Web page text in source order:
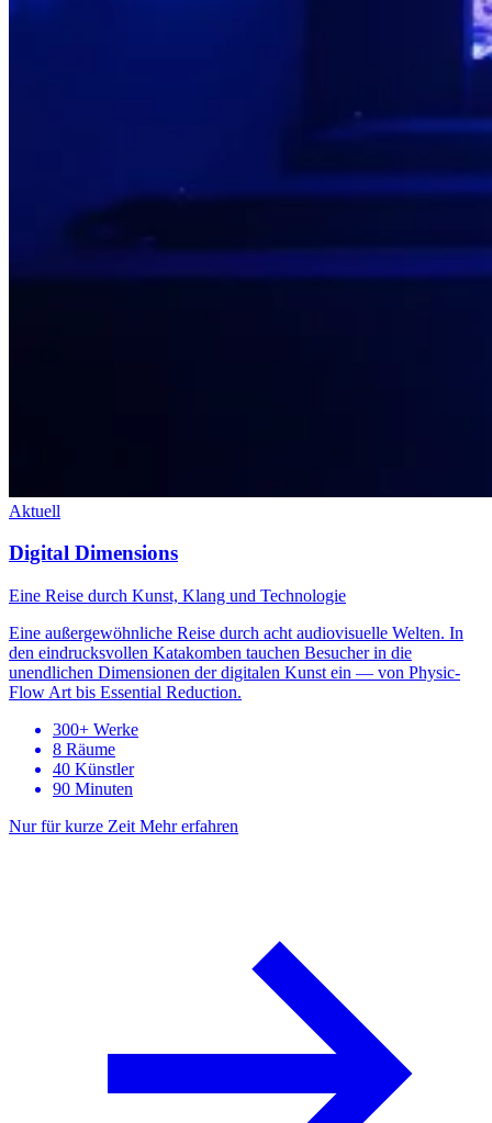
Aktuell
Digital Dimensions
Eine Reise durch Kunst, Klang und Technologie
Eine außergewöhnliche Reise durch acht audiovisuelle Welten. In
den eindrucksvollen Katakomben tauchen Besucher in die
unendlichen Dimensionen der digitalen Kunst ein — von Physic-
Flow Art bis Essential Reduction.
300+ Werke
8 Räume
40 Künstler
90 Minuten
Nur für kurze Zeit Mehr erfahren